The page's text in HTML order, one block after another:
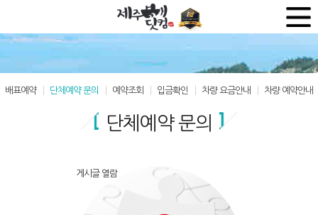
배표예약 단체예약 문의 예약조회 입금확인 차량 요금안내 차량 예약안내
단체예약 문의
게시글 열람